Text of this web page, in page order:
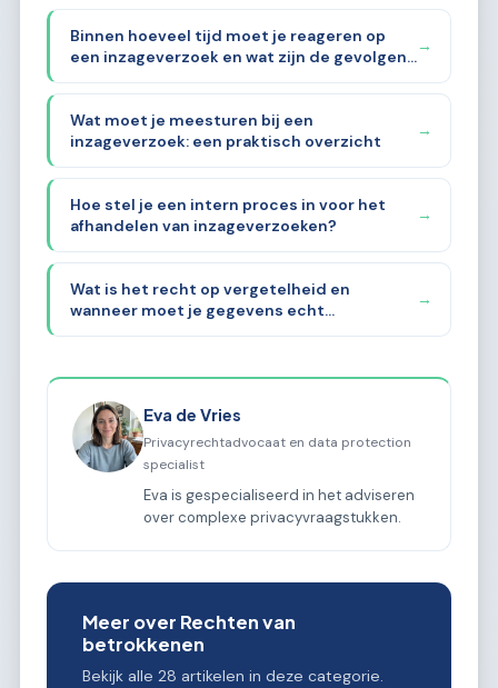
Binnen hoeveel tijd moet je reageren op
een inzageverzoek en wat zijn de gevolgen
als je dat niet doet?
→
Wat moet je meesturen bij een
inzageverzoek: een praktisch overzicht
→
Hoe stel je een intern proces in voor het
afhandelen van inzageverzoeken?
→
Wat is het recht op vergetelheid en
wanneer moet je gegevens echt
verwijderen?
→
Eva de Vries
Privacyrechtadvocaat en data protection
specialist
Eva is gespecialiseerd in het adviseren
over complexe privacyvraagstukken.
Meer over Rechten van
betrokkenen
Bekijk alle 28 artikelen in deze categorie.